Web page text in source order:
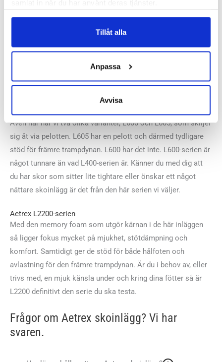
Tillåt alla
Anpassa
Avvisa
varianter av skoinlägg, L400 och L405. Mängden
stötdämpning är densamma på båda, det som skiljer
inläggen åt är stödet för framfoten. På L405 sitter en pelott
på L400.
Aetrex L600-serien
Även här har vi två olika varianter, L600 och L605, som skiljer
sig åt via pelotten. L605 har en pelott och därmed tydligare
stöd för främre trampdynan. L600 har det inte. L600-serien är
något tunnare än vad L400-serien är. Känner du med dig att
du har skor som sitter lite tightare eller önskar ett något
nättare skoinlägg är det från den här serien vi väljer.
Aetrex L2200-serien
Med den memory foam som utgör kärnan i de här inläggen
så ligger fokus mycket på mjukhet, stötdämpning och
komfort. Samtidigt ger de stöd för både hålfoten och
avlastning för den främre trampdynan. Är du i behov av, eller
trivs med, en mjuk känsla under och kring dina fötter så är
L2200 definitivt den serie du ska testa.
Frågor om Aetrex skoinlägg? Vi har
svaren.